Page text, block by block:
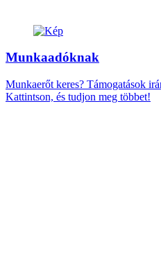
Munkaadóknak
Munkaerőt keres? Támogatások
Kattintson, és tudjon meg többet!